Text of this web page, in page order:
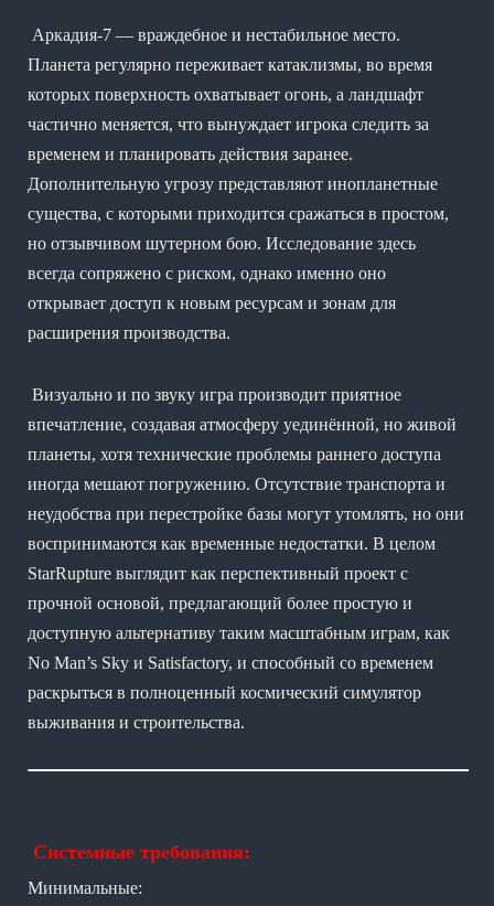
Аркадия-7 — враждебное и нестабильное место.
Планета регулярно переживает катаклизмы, во время
которых поверхность охватывает огонь, а ландшафт
частично меняется, что вынуждает игрока следить за
временем и планировать действия заранее.
Дополнительную угрозу представляют инопланетные
существа, с которыми приходится сражаться в простом,
но отзывчивом шутерном бою. Исследование здесь
всегда сопряжено с риском, однако именно оно
открывает доступ к новым ресурсам и зонам для
расширения производства.
Визуально и по звуку игра производит приятное
впечатление, создавая атмосферу уединённой, но живой
планеты, хотя технические проблемы раннего доступа
иногда мешают погружению. Отсутствие транспорта и
неудобства при перестройке базы могут утомлять, но они
воспринимаются как временные недостатки. В целом
StarRupture выглядит как перспективный проект с
прочной основой, предлагающий более простую и
доступную альтернативу таким масштабным играм, как
No Man’s Sky и Satisfactory, и способный со временем
раскрыться в полноценный космический симулятор
выживания и строительства.
Системные требования:
Минимальные: